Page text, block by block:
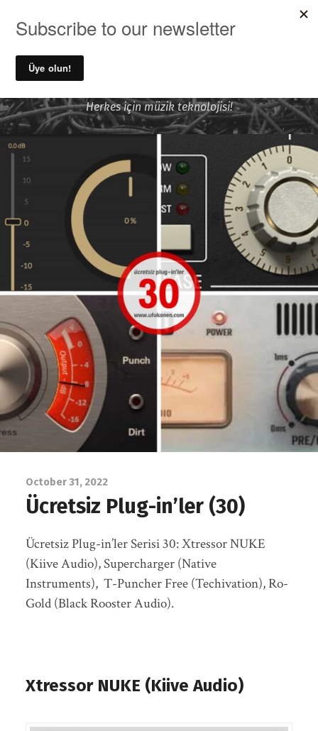
Ufuk Önen ile Ses Kayıt ve
Müzik Teknolojileri
Herkes için müzik teknolojisi!
October 31, 2022
Ücretsiz Plug-in’ler (30)
Ücretsiz Plug-in’ler Serisi 30: Xtressor NUKE
(Kiive Audio), Supercharger (Native
Instruments), T-Puncher Free (Techivation), Ro-
Gold (Black Rooster Audio).
Xtressor NUKE (Kiive Audio)